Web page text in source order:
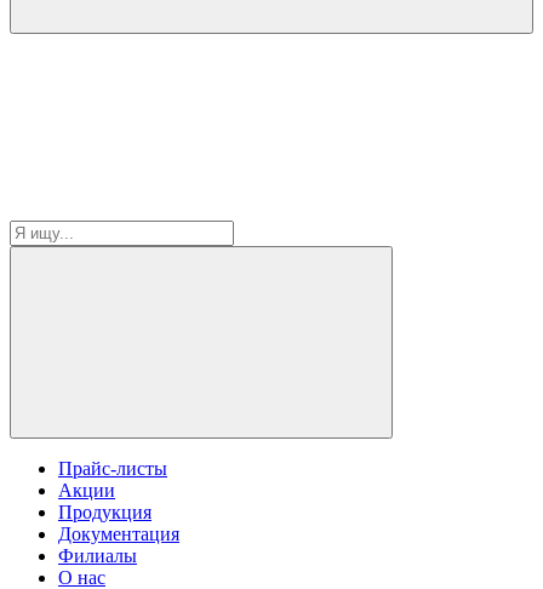
Прайс-листы
Акции
Продукция
Документация
Филиалы
О нас